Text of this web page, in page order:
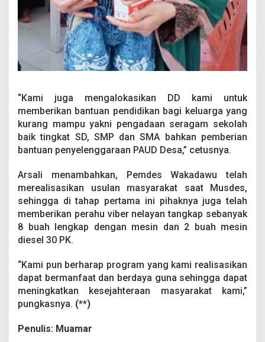
“Kami juga mengalokasikan DD kami untuk
memberikan bantuan pendidikan bagi keluarga yang
kurang mampu yakni pengadaan seragam sekolah
baik tingkat SD, SMP dan SMA bahkan pemberian
bantuan penyelenggaraan PAUD Desa,” cetusnya.
Arsali menambahkan, Pemdes Wakadawu telah
merealisasikan usulan masyarakat saat Musdes,
sehingga di tahap pertama ini pihaknya juga telah
memberikan perahu viber nelayan tangkap sebanyak
8 buah lengkap dengan mesin dan 2 buah mesin
diesel 30 PK.
“Kami pun berharap program yang kami realisasikan
dapat bermanfaat dan berdaya guna sehingga dapat
meningkatkan kesejahteraan masyarakat kami,”
pungkasnya. (**)
Penulis: Muamar